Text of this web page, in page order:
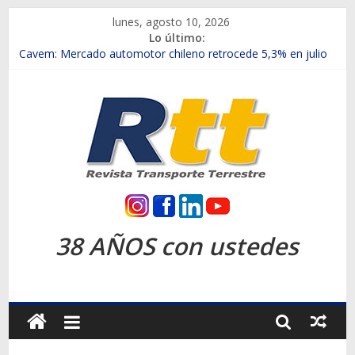
contenido
lunes, agosto 10, 2026
Lo último:
Chile es el primer mercado internacional en lanzar la nueva
Salfa suma vehículos electrificados de Chevrolet en el Biobío
Samex amplía su red con nuevas sucursales en Rancagua y
SINOTRUK Pick-ups presentó la recién estrenada Bolden en
la Expo Compras Públicas 2026
Revista
Transporte
Terrestre
38 AÑOS con ustedes